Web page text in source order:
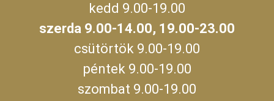
A jegykiadás utolsó időpontja zárás előtt fél órával.
Kastélyunkat Gyula belvárosában, a Gyulai Várral szemben találod
meg. A várost Budapest felől az M5 autópályán, majd az M44-es
kedd 9.00-19.00
szerda 9.00-14.00, 19.00-23.00
csütörtök 9.00-19.00
péntek 9.00-19.00
szombat 9.00-19.00